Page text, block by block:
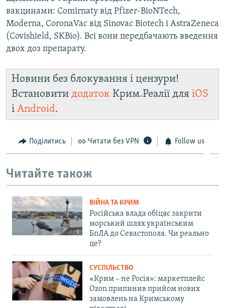
вакцинами: Comirnaty від Pfizer-BioNTech,
Moderna, CoronaVac від Sinovac Biotech і AstraZeneca
(Covishield, SKBio). Всі вони передбачають введення
двох доз препарату.
Новини без блокування і цензури!
Встановити додаток Крим.Реалії для iOS
і Android.
Поділитись Читати без VPN Follow us
Читайте також
ВІЙНА ТА КРИМ
Російська влада обіцяє закрити
морський шлях українським
БпЛА до Севастополя. Чи реально
це?
СУСПІЛЬСТВО
«Крим – не Росія»: маркетплейс
Ozon припинив прийом нових
замовлень на Кримському